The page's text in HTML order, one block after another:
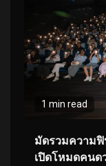
1 min read
มัดรวมความฟิ
เปิดโหมดคนด